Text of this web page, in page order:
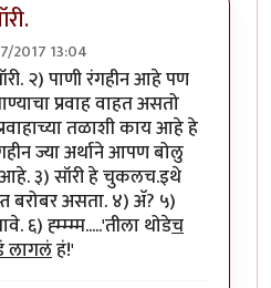
2017 13:04
byमराठी_माणूस
२) पाणी रंगहीन आहे पण
प्रवाह वाहत असतो
तळाशी काय आहे हे
ज्या अर्थाने आपण बोलु
आहे. ३) सॉरी हे चुकलच.इथे
बरोबर असता. ४) अ‍ॅ? ५)
६) ह्म्म्म्म.....'तीला थोडेच
लागलंहं!'